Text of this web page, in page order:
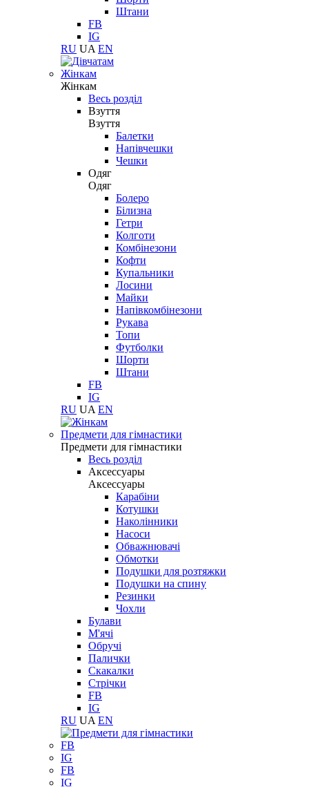
Штани
FB
IG
RU UA EN
Жінкам
Жінкам
Весь розділ
Взуття
Взуття
Балетки
Напівчешки
Чешки
Одяг
Одяг
Болеро
Білизна
Гетри
Колготи
Комбінезони
Кофти
Купальники
Лосини
Майки
Напівкомбінезони
Рукава
Топи
Футболки
Шорти
Штани
FB
IG
RU UA EN
Предмети для гімнастики
Предмети для гімнастики
Весь розділ
Аксессуары
Аксессуары
Карабіни
Котушки
Наколінники
Насоси
Обважнювачі
Обмотки
Подушки для розтяжки
Подушки на спину
Резинки
Чохли
Булави
М'ячі
Обручі
Палички
Скакалки
Стрічки
FB
IG
RU UA EN
FB
IG
FB
IG